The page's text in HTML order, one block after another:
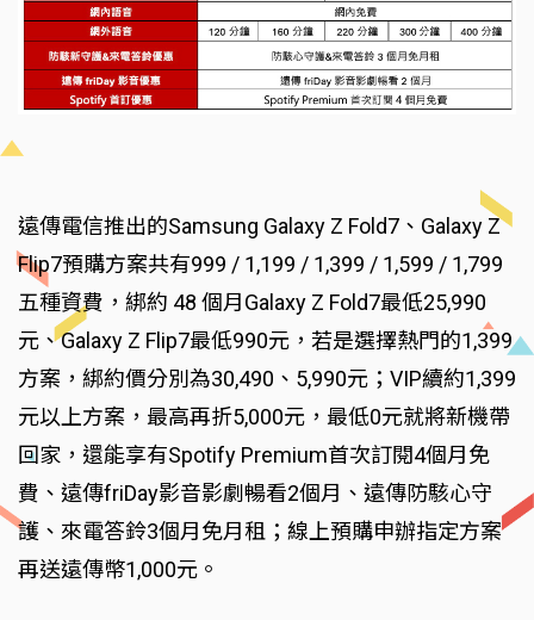
遠傳電信推出的Samsung Galaxy Z Fold7、Galaxy Z
Flip7預購方案共有999 / 1,199 / 1,399 / 1,599 / 1,799
五種資費，綁約 48 個月Galaxy Z Fold7最低25,990
元、Galaxy Z Flip7最低990元，若是選擇熱門的1,399
方案，綁約價分別為30,490、5,990元；VIP續約1,399
元以上方案，最高再折5,000元，最低0元就將新機帶
回家，還能享有Spotify Premium首次訂閱4個月免
費、遠傳friDay影音影劇暢看2個月、遠傳防駭心守
護、來電答鈴3個月免月租；線上預購申辦指定方案
再送遠傳幣1,000元。